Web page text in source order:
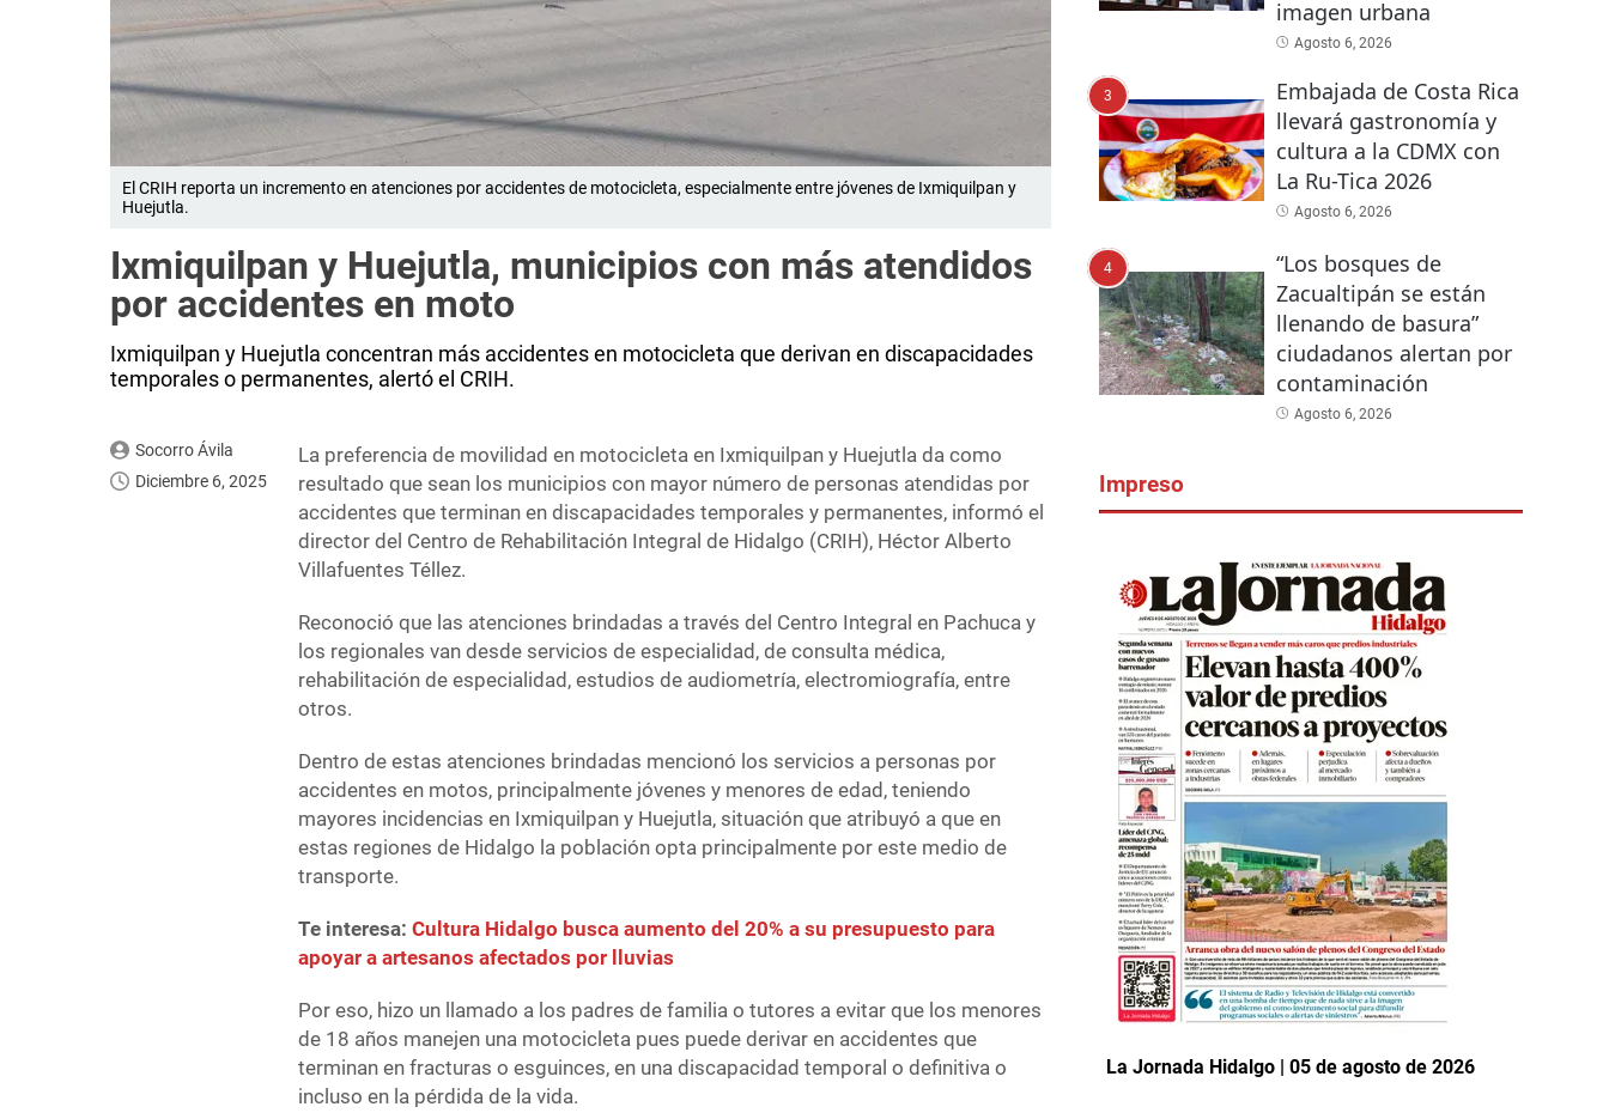
El CRIH reporta un incremento en atenciones por accidentes de motocicleta, especialmente entre jóvenes de Ixmiquilpan y
Huejutla.
Ixmiquilpan y Huejutla, municipios con más atendidos
por accidentes en moto
Ixmiquilpan y Huejutla concentran más accidentes en motocicleta que derivan en discapacidades
temporales o permanentes, alertó el CRIH.
Socorro Ávila
Diciembre 6, 2025
La preferencia de movilidad en motocicleta en Ixmiquilpan y Huejutla da como
resultado que sean los municipios con mayor número de personas atendidas por
accidentes que terminan en discapacidades temporales y permanentes, informó el
director del Centro de Rehabilitación Integral de Hidalgo (CRIH), Héctor Alberto
Villafuentes Téllez.
Reconoció que las atenciones brindadas a través del Centro Integral en Pachuca y
los regionales van desde servicios de especialidad, de consulta médica,
rehabilitación de especialidad, estudios de audiometría, electromiografía, entre
otros.
Dentro de estas atenciones brindadas mencionó los servicios a personas por
accidentes en motos, principalmente jóvenes y menores de edad, teniendo
mayores incidencias en Ixmiquilpan y Huejutla, situación que atribuyó a que en
estas regiones de Hidalgo la población opta principalmente por este medio de
transporte.
Te interesa:Cultura Hidalgo busca aumento del 20% a su presupuesto para
apoyar a artesanos afectados por lluvias
Por eso, hizo un llamado a los padres de familia o tutores a evitar que los menores
de 18 años manejen una motocicleta pues puede derivar en accidentes que
terminan en fracturas o esguinces, en una discapacidad temporal o definitiva o
incluso en la pérdida de la vida.
imagen urbana
Agosto 6, 2026
3
Embajada de Costa Rica
llevará gastronomía y
cultura a la CDMX con
La Ru-Tica 2026
Agosto 6, 2026
4
“Los bosques de
Zacualtipán se están
llenando de basura”
ciudadanos alertan por
contaminación
Agosto 6, 2026
Impreso
La Jornada Hidalgo | 05 de agosto de 2026